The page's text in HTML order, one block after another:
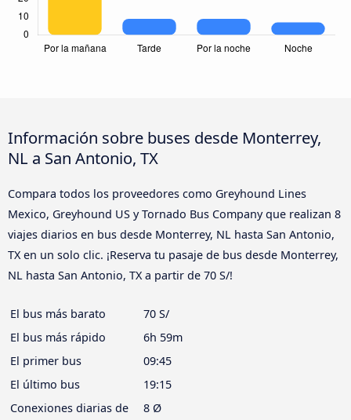
Información sobre buses desde Monterrey,
NL a San Antonio, TX
Compara todos los proveedores como Greyhound Lines
Mexico, Greyhound US y Tornado Bus Company que realizan 8
viajes diarios en bus desde Monterrey, NL hasta San Antonio,
TX en un solo clic. ¡Reserva tu pasaje de bus desde Monterrey,
NL hasta San Antonio, TX a partir de 70 S/!
El bus más barato
70 S/
El bus más rápido
6h 59m
El primer bus
09:45
El último bus
19:15
Conexiones diarias de
8 Ø